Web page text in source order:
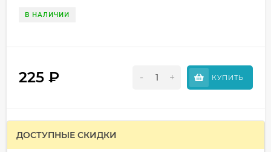
В НАЛИЧИИ
225 ₽ - + КУПИТЬ
ДОСТУПНЫЕ СКИДКИ